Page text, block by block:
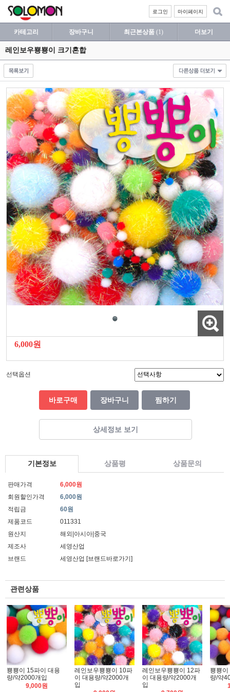
마이페이지
로그인
카테고리 장바구니 최근본상품 (1) 더보기
레인보우뿅뿅이 크기혼합
6,000원
선택옵션
바로구매 장바구니 찜하기
상세정보 보기
기본정보 상품평 상품문의
판매가격
6,000원
회원할인가격
6,000원
적립금
60원
제품코드
011331
원산지
해외|아시아|중국
제조사
세영산업
브랜드
세영산업 [브랜드바로가기]
관련상품
뿅뿅이 15파이 대용
량/약2000개입
9,000원
레인보우뿅뿅이 10파
이 대용량/약2000개
입
레인보우뿅뿅이 12파
이 대용량/약2000개
입
뿅뿅
량/약